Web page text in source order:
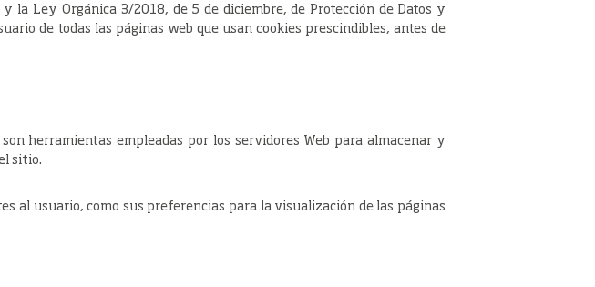
la Ley Orgánica 3/2018, de 5 de diciembre, de Protección de Datos y
de todas las páginas web que usan cookies prescindibles, antes de
herramientas empleadas por los servidores Web para almacenar y
sitio.
al usuario, como sus preferencias para la visualización de las páginas